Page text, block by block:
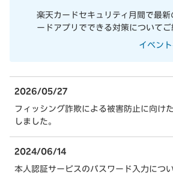
楽天カードセキュリティ月間で最
ードアプリでできる対策についてご
イベン
2026/05/27
フィッシング詐欺による被害防止に向け
しました。
2024/06/14
本人認証サービスのパスワード入力につ